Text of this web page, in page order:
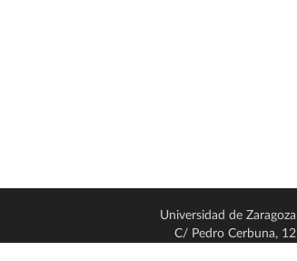
Universidad de Zaragoza
C/ Pedro Cerbuna, 12